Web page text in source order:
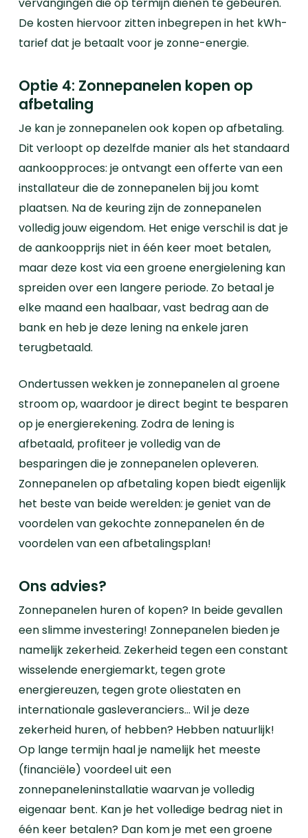
De kosten hiervoor zitten inbegrepen in het kWh-
tarief dat je betaalt voor je zonne-energie.
Optie 4: Zonnepanelen kopen op
afbetaling
Je kan je zonnepanelen ook kopen op afbetaling.
Dit verloopt op dezelfde manier als het standaard
aankoopproces: je ontvangt een offerte van een
installateur die de zonnepanelen bij jou komt
plaatsen. Na de keuring zijn de zonnepanelen
volledig jouw eigendom. Het enige verschil is dat je
de aankoopprijs niet in één keer moet betalen,
maar deze kost via een groene energielening kan
spreiden over een langere periode. Zo betaal je
elke maand een haalbaar, vast bedrag aan de
bank en heb je deze lening na enkele jaren
terugbetaald.
Ondertussen wekken je zonnepanelen al groene
stroom op, waardoor je direct begint te besparen
op je energierekening. Zodra de lening is
afbetaald, profiteer je volledig van de
besparingen die je zonnepanelen opleveren.
Zonnepanelen op afbetaling kopen biedt eigenlijk
het beste van beide werelden: je geniet van de
voordelen van gekochte zonnepanelen én de
voordelen van een afbetalingsplan!
Ons advies?
Zonnepanelen huren of kopen? In beide gevallen
een slimme investering! Zonnepanelen bieden je
namelijk zekerheid. Zekerheid tegen een constant
wisselende energiemarkt, tegen grote
energiereuzen, tegen grote oliestaten en
internationale gasleveranciers… Wil je deze
zekerheid huren, of hebben? Hebben natuurlijk!
Op lange termijn haal je namelijk het meeste
(financiële) voordeel uit een
zonnepaneleninstallatie waarvan je volledig
eigenaar bent. Kan je het volledige bedrag niet in
één keer betalen? Dan kom je met een groene